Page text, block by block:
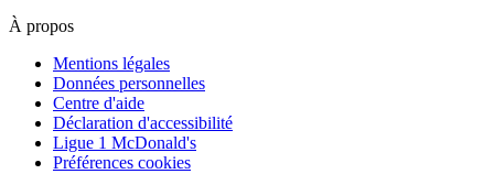
À propos
Mentions légales
Données personnelles
Centre d'aide
Déclaration d'accessibilité
Ligue 1 McDonald's
Préférences cookies